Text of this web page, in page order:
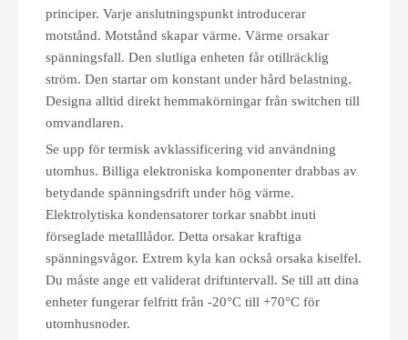
principer. Varje anslutningspunkt introducerar
motstånd. Motstånd skapar värme. Värme orsakar
spänningsfall. Den slutliga enheten får otillräcklig
ström. Den startar om konstant under hård belastning.
Designa alltid direkt hemmakörningar från switchen till
omvandlaren.
Se upp för termisk avklassificering vid användning
utomhus. Billiga elektroniska komponenter drabbas av
betydande spänningsdrift under hög värme.
Elektrolytiska kondensatorer torkar snabbt inuti
förseglade metalllådor. Detta orsakar kraftiga
spänningsvågor. Extrem kyla kan också orsaka kiselfel.
Du måste ange ett validerat driftintervall. Se till att dina
enheter fungerar felfritt från -20°C till +70°C för
utomhusnoder.